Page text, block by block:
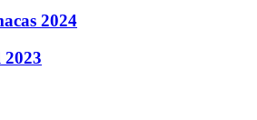
2024